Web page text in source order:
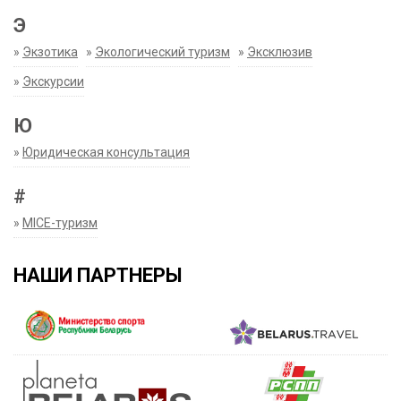
Э
» Экзотика » Экологический туризм » Эксклюзив
» Экскурсии
Ю
» Юридическая консультация
#
» MICE-туризм
НАШИ ПАРТНЕРЫ